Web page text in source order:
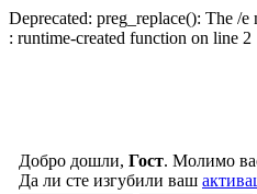
Deprecated: preg_replace(): The /
: runtime-created function on line 2
Добро дошли, Гост. Молимо
Да ли сте изгубили ваш